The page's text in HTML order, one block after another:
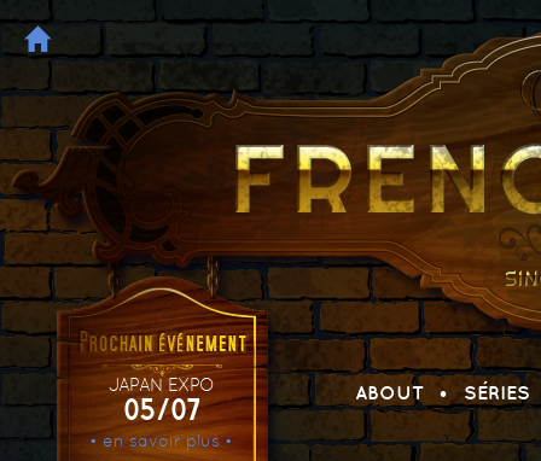
JAPAN EXPO
05/07
• en savoir plus •
ABOUT SÉRIES